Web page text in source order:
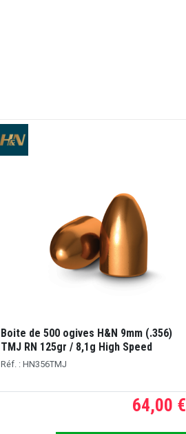
Boite de 500 ogives H&N 9mm (.356)
TMJ RN 125gr / 8,1g High Speed
Réf. : HN356TMJ
64,00 €